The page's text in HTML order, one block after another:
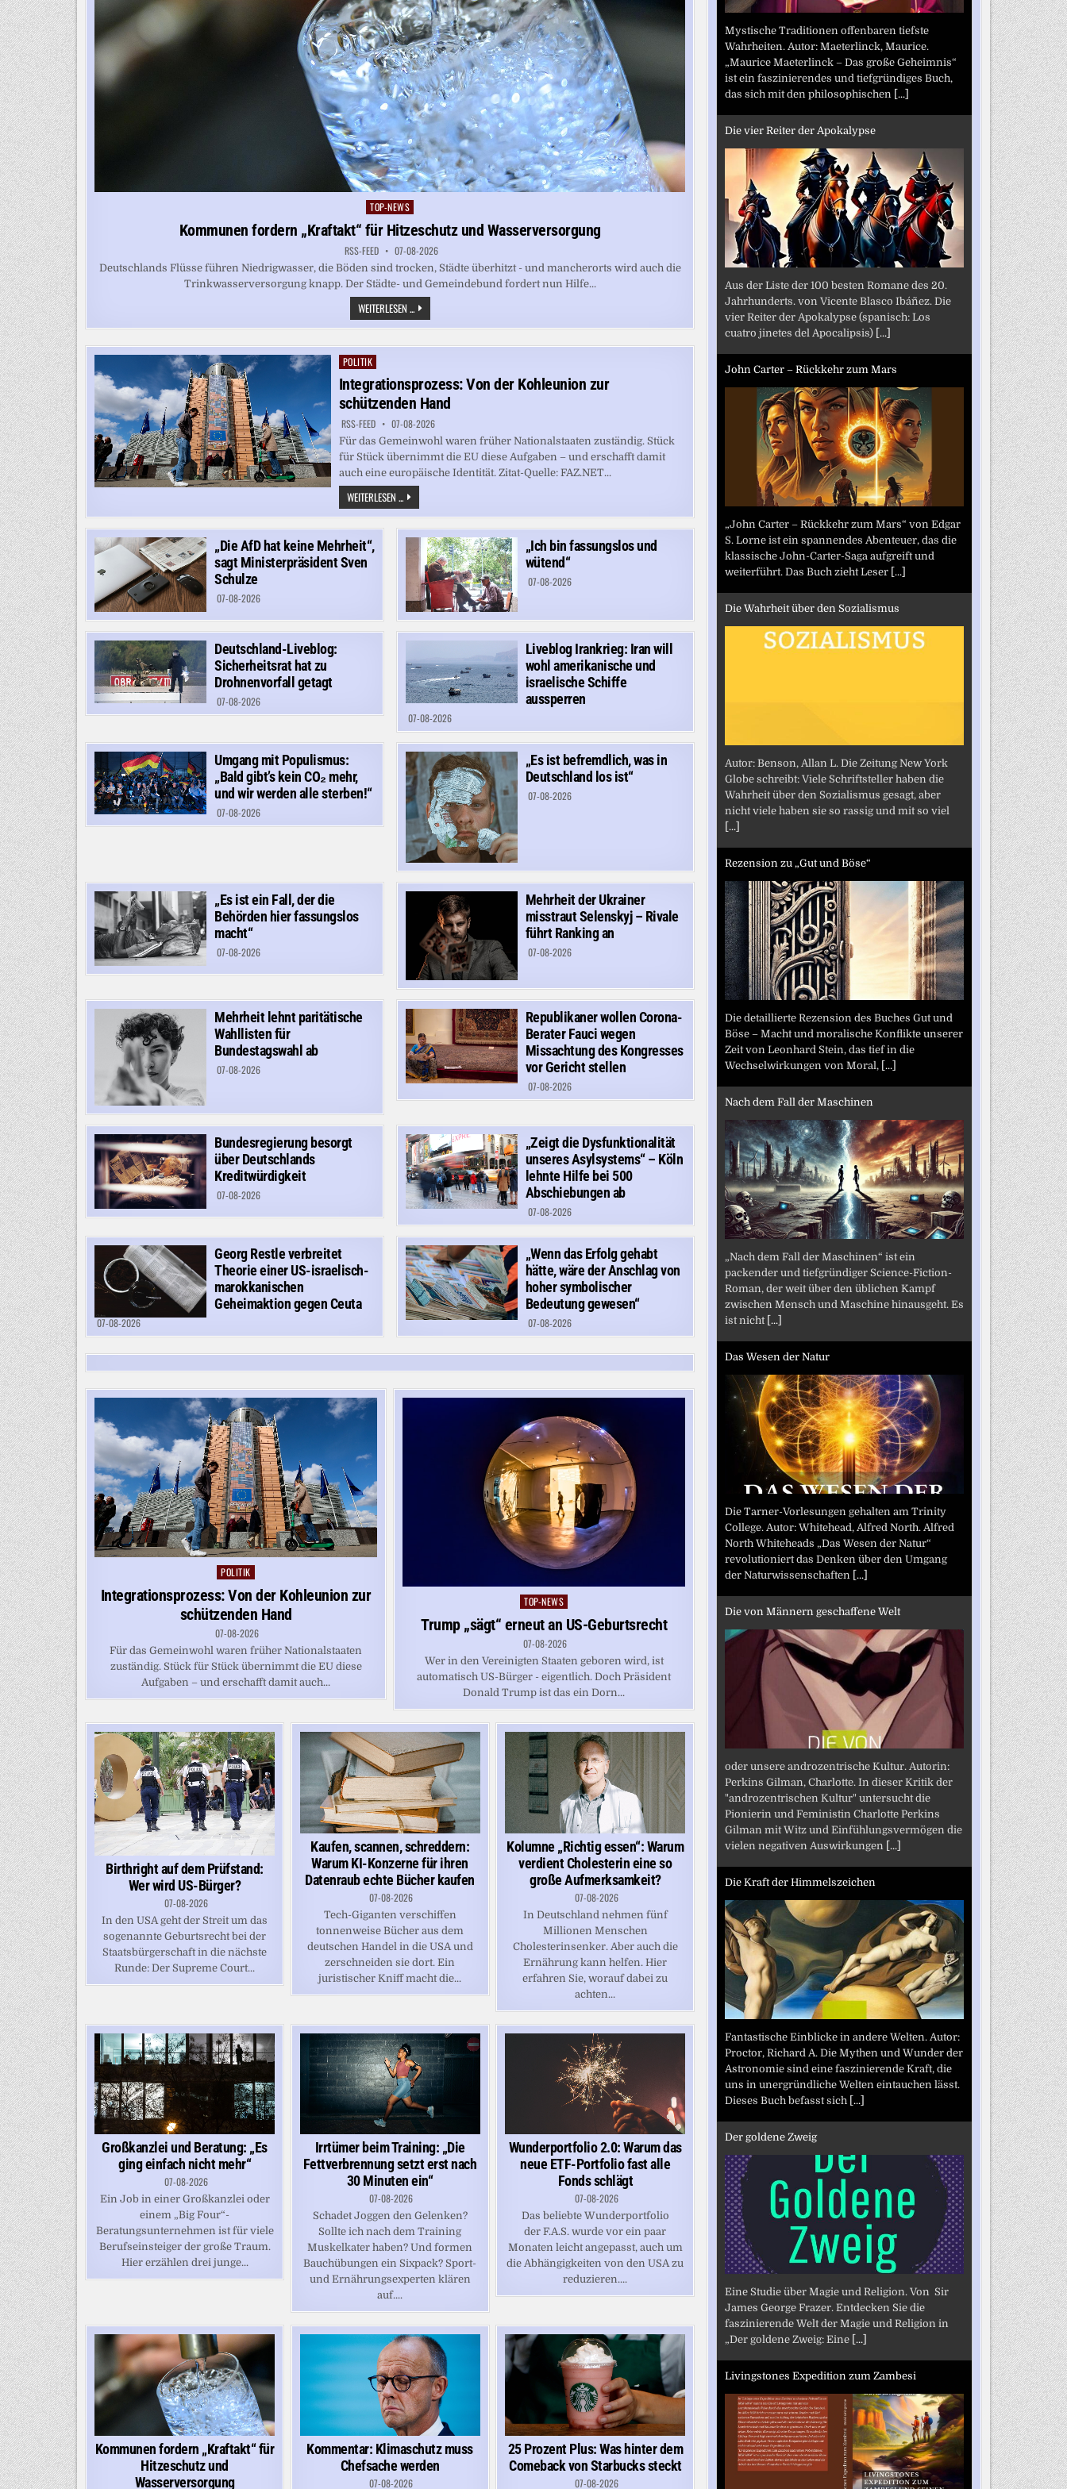
Posted
in
TOP-NEWS
Kommunen fordern „Kraftakt“ für Hitzeschutz und Wasserversorgung
RSS-FEED 07-08-2026
Deutschlands Flüsse führen Niedrigwasser, die Böden sind trocken, Städte überhitzt - und mancherorts wird auch die
Trinkwasserversorgung knapp. Der Städte- und Gemeindebund fordert nun Hilfe...
WEITERLESEN ... KOMMUNEN
FORDERN
„KRAFTAKT“
HITZESCHUTZ
Posted
in
POLITIK
Integrationsprozess: Von der Kohleunion zur
schützenden Hand
RSS-FEED 07-08-2026
Für das Gemeinwohl waren früher Nationalstaaten zuständig. Stück
für Stück übernimmt die EU diese Aufgaben – und erschafft damit
auch eine europäische Identität. Zitat-Quelle: FAZ.NET...
WEITERLESEN ... INTEGRATIONSPROZESS:
VON
DER
KOHLEUNION
ZUR
SCHÜTZENDEN
HAND
„Die AfD hat keine Mehrheit“,
sagt Ministerpräsident Sven
Schulze
07-08-2026
„Ich bin fassungslos und
wütend“
07-08-2026
Deutschland-Liveblog:
Sicherheitsrat hat zu
Drohnenvorfall getagt
07-08-2026
Liveblog Irankrieg: Iran will
wohl amerikanische und
israelische Schiffe
aussperren
07-08-2026
Umgang mit Populismus:
„Bald gibt’s kein CO₂ mehr,
und wir werden alle sterben!“
07-08-2026
„Es ist befremdlich, was in
Deutschland los ist“
07-08-2026
„Es ist ein Fall, der die
Behörden hier fassungslos
macht“
07-08-2026
Mehrheit der Ukrainer
misstraut Selenskyj – Rivale
führt Ranking an
07-08-2026
Mehrheit lehnt paritätische
Wahllisten für
Bundestagswahl ab
07-08-2026
Republikaner wollen Corona-
Berater Fauci wegen
Missachtung des Kongresses
vor Gericht stellen
07-08-2026
Bundesregierung besorgt
über Deutschlands
Kreditwürdigkeit
07-08-2026
„Zeigt die Dysfunktionalität
unseres Asylsystems“ – Köln
lehnte Hilfe bei 500
Abschiebungen ab
07-08-2026
Georg Restle verbreitet
Theorie einer US-israelisch-
marokkanischen
Geheimaktion gegen Ceuta
07-08-2026
„Wenn das Erfolg gehabt
hätte, wäre der Anschlag von
hoher symbolischer
Bedeutung gewesen“
07-08-2026
Posted
POLITIK
Integrationsprozess: Von der Kohleunion zur
schützenden Hand
07-08-2026
Für das Gemeinwohl waren früher Nationalstaaten
zuständig. Stück für Stück übernimmt die EU diese
Aufgaben – und erschafft damit auch...
Posted
TOP-NEWS
Trump „sägt“ erneut an US-Geburtsrecht
07-08-2026
Wer in den Vereinigten Staaten geboren wird, ist
automatisch US-Bürger - eigentlich. Doch Präsident
Donald Trump ist das ein Dorn...
Birthright auf dem Prüfstand:
Wer wird US-Bürger?
07-08-2026
In den USA geht der Streit um das
sogenannte Geburtsrecht bei der
Staatsbürgerschaft in die nächste
Runde: Der Supreme Court...
Kaufen, scannen, schreddern:
Warum KI-Konzerne für ihren
Datenraub echte Bücher kaufen
07-08-2026
Tech-Giganten verschiffen
tonnenweise Bücher aus dem
deutschen Handel in die USA und
zerschneiden sie dort. Ein
juristischer Kniff macht die...
Kolumne „Richtig essen“: Warum
verdient Cholesterin eine so
große Aufmerksamkeit?
07-08-2026
In Deutschland nehmen fünf
Millionen Menschen
Cholesterinsenker. Aber auch die
Ernährung kann helfen. Hier
erfahren Sie, worauf dabei zu
achten...
Großkanzlei und Beratung: „Es
ging einfach nicht mehr“
07-08-2026
Ein Job in einer Großkanzlei oder
einem „Big Four“-
Beratungsunternehmen ist für viele
Berufseinsteiger der große Traum.
Hier erzählen drei junge...
Irrtümer beim Training: „Die
Fettverbrennung setzt erst nach
30 Minuten ein“
07-08-2026
Schadet Joggen den Gelenken?
Sollte ich nach dem Training
Muskelkater haben? Und formen
Bauchübungen ein Sixpack? Sport-
und Ernährungsexperten klären
auf....
Wunderportfolio 2.0: Warum das
neue ETF-Portfolio fast alle
Fonds schlägt
07-08-2026
Das beliebte Wunderportfolio
der F.A.S. wurde vor ein paar
Monaten leicht angepasst, auch um
die Abhängigkeiten von den USA zu
reduzieren....
Kommunen fordern „Kraftakt“ für
Hitzeschutz und
Wasserversorgung
Kommentar: Klimaschutz muss
Chefsache werden
07-08-2026
25 Prozent Plus: Was hinter dem
Comeback von Starbucks steckt
07-08-2026
Mystische Traditionen offenbaren tiefste
Wahrheiten. Autor: Maeterlinck, Maurice.
„Maurice Maeterlinck – Das große Geheimnis“
ist ein faszinierendes und tiefgründiges Buch,
das sich mit den philosophischen [...]
Die vier Reiter der Apokalypse
Aus der Liste der 100 besten Romane des 20.
Jahrhunderts. von Vicente Blasco Ibáñez. Die
vier Reiter der Apokalypse (spanisch: Los
cuatro jinetes del Apocalipsis) [...]
John Carter – Rückkehr zum Mars
„John Carter – Rückkehr zum Mars“ von Edgar
S. Lorne ist ein spannendes Abenteuer, das die
klassische John-Carter-Saga aufgreift und
weiterführt. Das Buch zieht Leser [...]
Die Wahrheit über den Sozialismus
Autor: Benson, Allan L. Die Zeitung New York
Globe schreibt: Viele Schriftsteller haben die
Wahrheit über den Sozialismus gesagt, aber
nicht viele haben sie so rassig und mit so viel
[...]
Rezension zu „Gut und Böse“
Die detaillierte Rezension des Buches Gut und
Böse – Macht und moralische Konflikte unserer
Zeit von Leonhard Stein, das tief in die
Wechselwirkungen von Moral, [...]
Nach dem Fall der Maschinen
„Nach dem Fall der Maschinen“ ist ein
packender und tiefgründiger Science-Fiction-
Roman, der weit über den üblichen Kampf
zwischen Mensch und Maschine hinausgeht. Es
ist nicht [...]
Das Wesen der Natur
Die Tarner-Vorlesungen gehalten am Trinity
College. Autor: Whitehead, Alfred North. Alfred
North Whiteheads „Das Wesen der Natur“
revolutioniert das Denken über den Umgang
der Naturwissenschaften [...]
Die von Männern geschaffene Welt
oder unsere androzentrische Kultur. Autorin:
Perkins Gilman, Charlotte. In dieser Kritik der
"androzentrischen Kultur" untersucht die
Pionierin und Feministin Charlotte Perkins
Gilman mit Witz und Einfühlungsvermögen die
vielen negativen Auswirkungen [...]
Die Kraft der Himmelszeichen
Fantastische Einblicke in andere Welten. Autor:
Proctor, Richard A. Die Mythen und Wunder der
Astronomie sind eine faszinierende Kraft, die
uns in unergründliche Welten eintauchen lässt.
Dieses Buch befasst sich [...]
Der goldene Zweig
Eine Studie über Magie und Religion. Von Sir
James George Frazer. Entdecken Sie die
faszinierende Welt der Magie und Religion in
„Der goldene Zweig: Eine [...]
Livingstones Expedition zum Zambesi